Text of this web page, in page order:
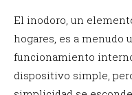
El inodoro, un
hogares, es a
funcionamiento
dispositivo simple,